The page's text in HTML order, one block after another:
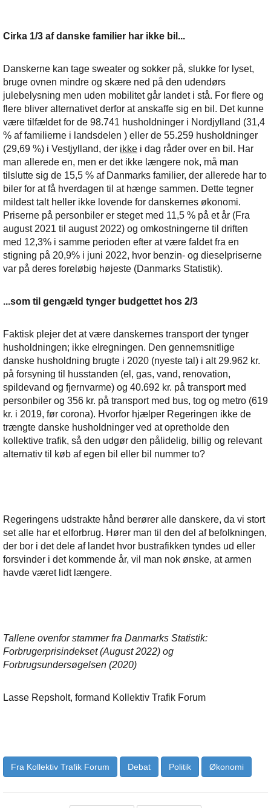
Cirka 1/3 af danske familier har ikke bil...
Danskerne kan tage sweater og sokker på, slukke for lyset,
bruge ovnen mindre og skære ned på den udendørs
julebelysning men uden mobilitet går landet i stå. For flere og
flere bliver alternativet derfor at anskaffe sig en bil. Det kunne
være tilfældet for de 98.741 husholdninger i Nordjylland (31,4
% af familierne i landsdelen ) eller de 55.259 husholdninger
(29,69 %) i Vestjylland, der ikke i dag råder over en bil. Har
man allerede en, men er det ikke længere nok, må man
tilslutte sig de 15,5 % af Danmarks familier, der allerede har to
biler for at få hverdagen til at hænge sammen. Dette tegner
mildest talt heller ikke lovende for danskernes økonomi.
Priserne på personbiler er steget med 11,5 % på et år (Fra
august 2021 til august 2022) og omkostningerne til driften
med 12,3% i samme perioden efter at være faldet fra en
stigning på 20,9% i juni 2022, hvor benzin- og dieselpriserne
var på deres foreløbig højeste (Danmarks Statistik).
...som til gengæld tynger budgettet hos 2/3
Faktisk plejer det at være danskernes transport der tynger
husholdningen; ikke elregningen. Den gennemsnitlige
danske husholdning brugte i 2020 (nyeste tal) i alt 29.962 kr.
på forsyning til husstanden (el, gas, vand, renovation,
spildevand og fjernvarme) og 40.692 kr. på transport med
personbiler og 356 kr. på transport med bus, tog og metro (619
kr. i 2019, før corona). Hvorfor hjælper Regeringen ikke de
trængte danske husholdninger ved at opretholde den
kollektive trafik, så den udgør den pålidelig, billig og relevant
alternativ til køb af egen bil eller bil nummer to?
Regeringens udstrakte hånd berører alle danskere, da vi stort
set alle har et elforbrug. Hører man til den del af befolkningen,
der bor i det dele af landet hvor bustrafikken tyndes ud eller
forsvinder i det kommende år, vil man nok ønske, at armen
havde været lidt længere.
Tallene ovenfor stammer fra Danmarks Statistik:
Forbrugerprisindekset (August 2022) og
Forbrugsundersøgelsen (2020)
Lasse Repsholt, formand Kollektiv Trafik Forum
Fra Kollektiv Trafik Forum Debat Politik Økonomi